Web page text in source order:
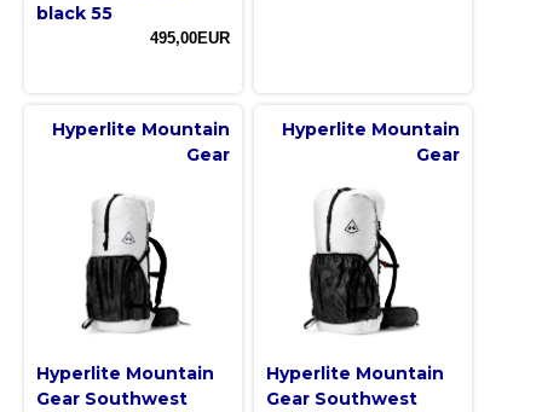
black 55
495,00EUR
Hyperlite Mountain
Gear
Hyperlite Mountain
Gear Southwest
Hyperlite Mountain
Gear
Hyperlite Mountain
Gear Southwest